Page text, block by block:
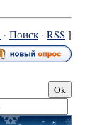
· Поиск· RSS]